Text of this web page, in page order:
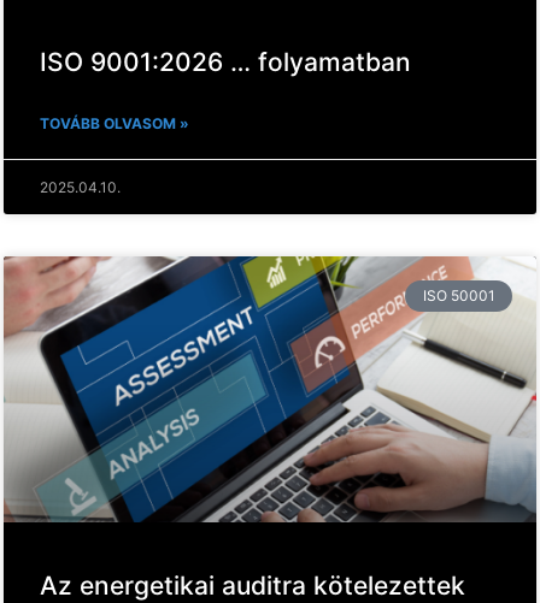
ISO 9001:2026 … folyamatban
TOVÁBB OLVASOM »
2025.04.10.
ISO 50001
Az energetikai auditra kötelezettek